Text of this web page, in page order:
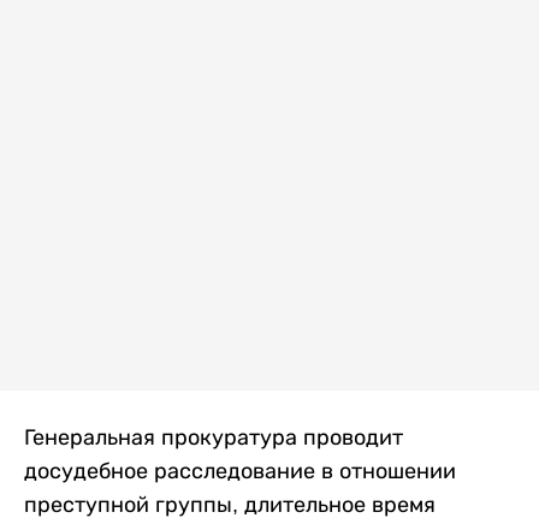
Генеральная прокуратура проводит
досудебное расследование в отношении
преступной группы, длительное время